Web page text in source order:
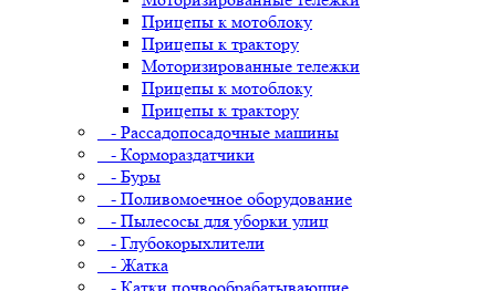
Прицепы к мотоблоку
Прицепы к трактору
Моторизированные тележки
Прицепы к мотоблоку
Прицепы к трактору
- Рассадопосадочные машины
- Кормораздатчики
- Буры
- Поливомоечное оборудование
- Пылесосы для уборки улиц
- Глубокорыхлители
- Жатка